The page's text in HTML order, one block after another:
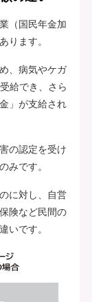
（国民年金加
ります。
、病気やケガ
給でき、さら
」が支給され
の認定を受け
みです。
に対し、自営
険など民間の
いです。